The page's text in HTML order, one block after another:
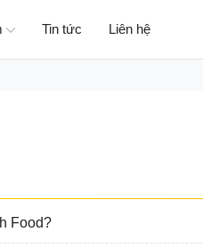
Tin tức Liên hệ
Food?